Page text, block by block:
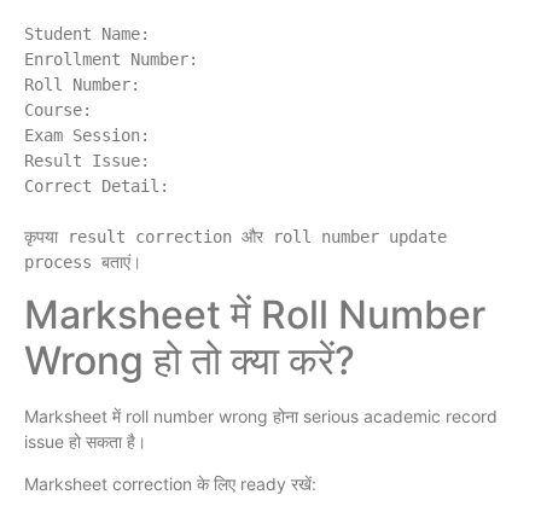
Student Name:
Enrollment Number:
Roll Number:
Course:
Exam Session:
Result Issue:
Correct Detail:
कृपया result correction और roll number update
Marksheet में Roll Number
Wrong हो तो क्या करें?
Marksheet में roll number wrong होना serious academic record
issue हो सकता है।
Marksheet correction के लिए ready रखें: